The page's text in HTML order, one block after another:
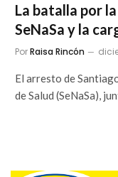
La batalla por
SeNaSa y la
PorRaisa Rincón
El arresto de
de Salud (SeNaSa),